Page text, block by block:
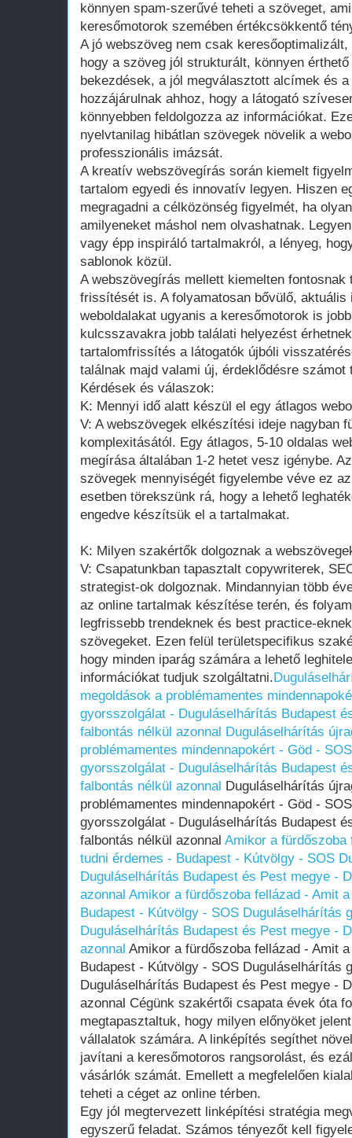
könnyen spam-szerűvé teheti a szöveget,
keresőmotorok szemében értékcsökkentő
A jó webszöveg nem csak
hogy a szöveg jól strukturált, könnyen
bekezdések, a jól megválasztott alcímek és
hozzájárulnak ahhoz, hogy a látogató
könnyebben feldolgozza az információkat.
nyelvtanilag hibátlan szövegek növelik a
professzionális imázsát.
A kreatív webszövegírás során kiemelt
tartalom egyedi és innovatív legyen. Hiszen
megragadni a célközönség figyelmét, ha
amilyeneket máshol nem olvashatnak.
vagy épp inspiráló tartalmakról, a lényeg,
sablonok közül.
A webszövegírás mellett kiemelten
frissítését is. A folyamatosan bővülő,
weboldalakat ugyanis a keresőmotorok is
kulcsszavakra jobb találati helyezést
tartalomfrissítés a látogatók újbóli
találnak majd valami új, érdeklődésre számot
Kérdések és válaszok:
K: Mennyi idő alatt készül el egy átlagos
V: A webszövegek elkészítési ideje nagyban
komplexitásától. Egy átlagos, 5-10 oldalas
megírása általában 1-2 hetet vesz igénybe.
szövegek mennyiségét figyelembe véve ez
esetben törekszünk rá, hogy a lehető
engedve készítsük el a tartalmakat.
K: Milyen szakértők dolgoznak a
V: Csapatunkban tapasztalt copywriterek,
strategist-ok dolgoznak. Mindannyian több
az online tartalmak készítése terén, és
legfrissebb trendeknek és best practice-
szövegeket. Ezen felül területspecifikus
hogy minden iparág számára a lehető
információkat tudjuk szolgáltatni.
megoldások a problémamentes
gyorsszolgálat - Duguláselhárítás Budapest
falbontás nélkül azonnal Duguláselhárítás
problémamentes mindennapokért - Göd -
gyorsszolgálat - Duguláselhárítás Budapest
falbontás nélkül azonnal Duguláselhárítás
problémamentes mindennapokért - Göd -
gyorsszolgálat - Duguláselhárítás Budapest
falbontás nélkül azonnal Amikor a fürdőszoba
tudni érdemes - Budapest - Kútvölgy - SOS
Duguláselhárítás Budapest és Pest megye -
azonnal Amikor a fürdőszoba fellázad - Amit
Budapest - Kútvölgy - SOS Duguláselhárítás
Duguláselhárítás Budapest és Pest megye -
azonnal Amikor a fürdőszoba fellázad - Amit
Budapest - Kútvölgy - SOS Duguláselhárítás
Duguláselhárítás Budapest és Pest megye -
azonnal Cégünk szakértői csapata évek óta
megtapasztaltuk, hogy milyen előnyöket
vállalatok számára. A linképítés segíthet
javítani a keresőmotoros rangsorolást, és
vásárlók számát. Emellett a megfelelően
teheti a céget az online térben.
Egy jól megtervezett linképítési stratégia
egyszerű feladat. Számos tényezőt kell